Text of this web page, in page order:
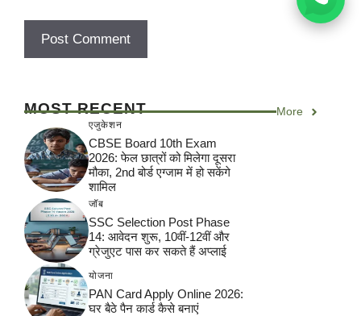
MOST RECENT More
एजुकेशन
CBSE Board 10th Exam
2026: फेल छात्रों को मिलेगा दूसरा
मौका, 2nd बोर्ड एग्जाम में हो सकेंगे
शामिल
जॉब
SSC Selection Post Phase
14: आवेदन शुरू, 10वीं-12वीं और
ग्रेजुएट पास कर सकते हैं अप्लाई
योजना
PAN Card Apply Online 2026:
घर बैठे पैन कार्ड कैसे बनाएं